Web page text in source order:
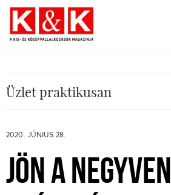
Üzlet praktikusan
2020. JÚNIUS 28.
JÖN A NEGYVEN